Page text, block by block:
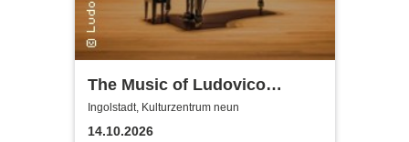
The Music of Ludovico
Einaudi: Tribute-
Klavierkonzert - Ludovico
Ingolstadt, Kulturzentrum neun
14.10.2026